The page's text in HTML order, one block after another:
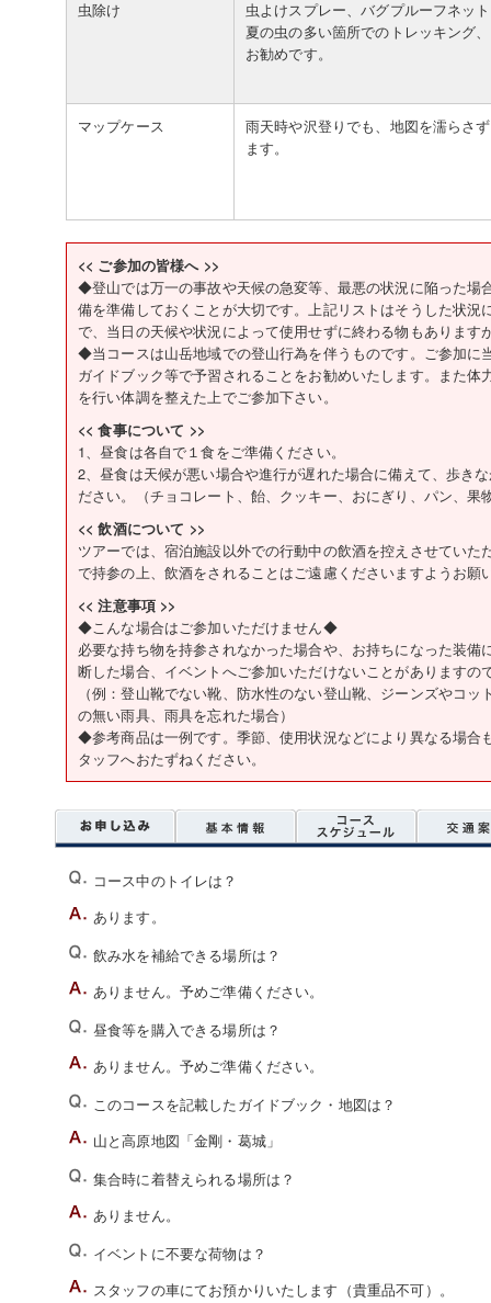
虫除け
虫よけスプレー、バグプルーフネッ
夏の虫の多い箇所でのトレッキング
お勧めです。
マップケース
雨天時や沢登りでも、地図を濡らさ
ます。
<< ご参加の皆様へ >>
◆登山では万一の事故や天候の急変等、最悪の状況に陥った場
備を準備しておくことが大切です。上記リストはそうした状況
で、当日の天候や状況によって使用せずに終わる物もあります
◆当コースは山岳地域での登山行為を伴うものです。ご参加に
ガイドブック等で予習されることをお勧めいたします。また
を行い体調を整えた上でご参加下さい。
<< 食事について >>
1、昼食は各自で１食をご準備ください。
2、昼食は天候が悪い場合や進行が遅れた場合に備えて、歩き
ださい。（チョコレート、飴、クッキー、おにぎり、パン、果
<< 飲酒について >>
ツアーでは、宿泊施設以外での行動中の飲酒を控えさせてい
で持参の上、飲酒をされることはご遠慮くださいますようお願
<< 注意事項 >>
◆こんな場合はご参加いただけません◆
必要な持ち物を持参されなかった場合や、お持ちになった装
断した場合、イベントへご参加いただけないことがありますの
（例：登山靴でない靴、防水性のない登山靴、ジーンズやコ
の無い雨具、雨具を忘れた場合）
◆参考商品は一例です。季節、使用状況などにより異なる場合
タッフへおたずねください。
コース中のトイレは？
あります。
飲み水を補給できる場所は？
ありません。予めご準備ください。
昼食等を購入できる場所は？
ありません。予めご準備ください。
このコースを記載したガイドブック・地図は？
山と高原地図「金剛・葛城」
集合時に着替えられる場所は？
ありません。
イベントに不要な荷物は？
スタッフの車にてお預かりいたします（貴重品不可）。